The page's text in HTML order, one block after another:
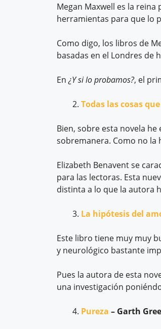
Megan Maxwell es la
herramientas para que lo
Como digo, los libros de
basadas en el Londres de
En¿Y si lo probamos?, el
Todas las cosas
Bien, sobre esta novela
sobremanera. Como no
Elizabeth Benavent se
para las lectoras. Esta
distinta a lo que la autora
La hipótesis del
Este libro tiene muy muy
y neurológico bastante
Pues la autora de esta
una investigación
Pureza – Garth